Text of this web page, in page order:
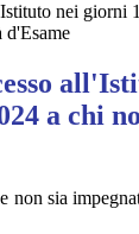
nei giorni
a chi
sia